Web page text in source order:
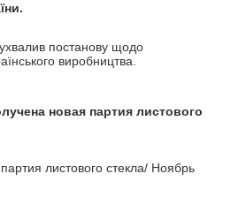
ухвалив постанову щодо
виробництва.
новая партия листового
листового стекла/ Ноябрь